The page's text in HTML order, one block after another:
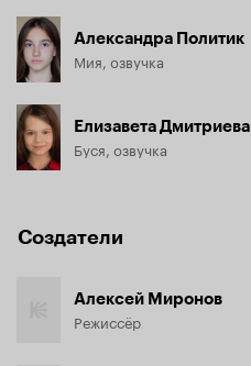
Александра Политик
Мия, озвучка
Елизавета Дмитриева
Буся, озвучка
Создатели
Алексей Миронов
Режиссёр